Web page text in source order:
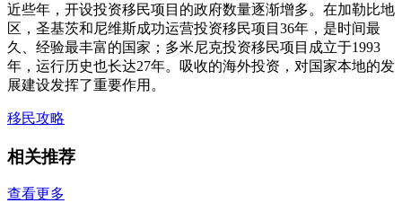
近些年，开设投资移民项目的政府数量逐渐增多。在加勒比地
区，圣基茨和尼维斯成功运营投资移民项目36年，是时间最
久、经验最丰富的国家；多米尼克投资移民项目成立于1993
年，运行历史也长达27年。吸收的海外投资，对国家本地的发
展建设发挥了重要作用。
移民攻略
相关推荐
查看更多